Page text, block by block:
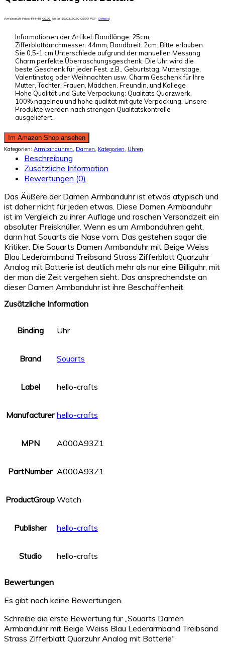
Amazon.de Price:€33,48 €0,01 (as of 19/03/2020 08:00 PST- Details)
Informationen der Artikel: Bandlänge: 25cm,
Zifferblattdurchmesser: 44mm, Bandbreit: 2cm. Bitte erlauben
Sie 0,5-1 cm Unterschiede aufgrund der manuellen Messung
Charm perfekte Überraschungsgeschenk: Die Uhr wird die
beste Geschenk für jeder Fest. z.B., Geburtstag, Mutterstage,
Valentinstag oder Weihnachten usw. Charm Geschenk für Ihre
Mutter, Tochter, Frauen, Mädchen, Freundin, und Kollege
Hohe Qualität und Gute Verpackung: Qualitäts Quarzwerk,
100% nagelneu und hohe qualität mit gute Verpackung. Unsere
Produkte werden nach strengen Qualitätskontrolle
ausgeliefert.
Im Amazon Shop ansehen
Kategorien: Armbanduhren, Damen, Kategorien, Uhren
Beschreibung
Zusätzliche Information
Bewertungen (0)
Das Äußere der Damen Armbanduhr ist etwas atypisch und
ist daher nicht für jeden etwas. Diese Damen Armbanduhr
ist im Vergleich zu ihrer Auflage und raschen Versandzeit ein
absoluter Preisknüller. Wenn es um Armbanduhren geht,
dann hat Souarts die Nase vorn. Das gestehen sogar die
Kritiker. Die Souarts Damen Armbanduhr mit Beige Weiss
Blau Lederarmband Treibsand Strass Zifferblatt Quarzuhr
Analog mit Batterie ist deutlich mehr als nur eine Billiguhr, mit
der man die Zeit vergehen sieht. Das ansprechendste an
dieser Damen Armbanduhr ist ihre Beschaffenheit.
Zusätzliche Information
Binding Uhr
Brand Souarts
Label hello-crafts
Manufacturer hello-crafts
MPN A000A93Z1
PartNumber A000A93Z1
ProductGroup Watch
Publisher hello-crafts
Studio hello-crafts
Bewertungen
Es gibt noch keine Bewertungen.
Schreibe die erste Bewertung für „Souarts Damen
Armbanduhr mit Beige Weiss Blau Lederarmband Treibsand
Strass Zifferblatt Quarzuhr Analog mit Batterie“